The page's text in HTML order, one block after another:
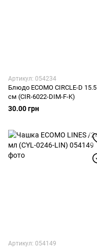
Артикул: 054234
Блюдо ECOMO CIRCLE-D 15.5
см (CIR-6022-DIM-F-K)
30.00 грн
Артикул: 054149